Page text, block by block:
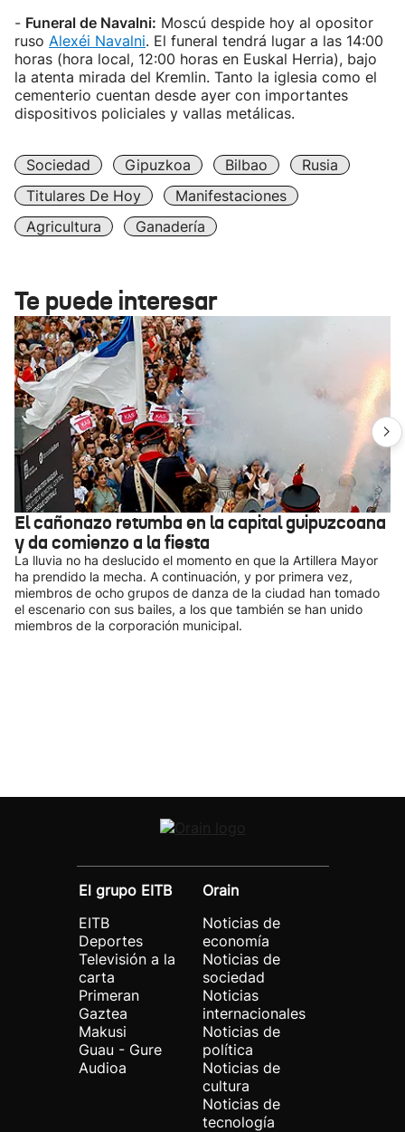
- Funeral de Navalni: Moscú despide hoy al opositor
ruso Alexéi Navalni. El funeral tendrá lugar a las 14:00
horas (hora local, 12:00 horas en Euskal Herria), bajo
la atenta mirada del Kremlin. Tanto la iglesia como el
cementerio cuentan desde ayer con importantes
dispositivos policiales y vallas metálicas.
Sociedad Gipuzkoa Bilbao
Rusia
Titulares De Hoy
Manifestaciones
Agricultura
Ganadería
Te puede interesar
El cañonazo retumba en la capital guipuzcoana
y da comienzo a la fiesta
La lluvia no ha deslucido el momento en que la Artillera Mayor
ha prendido la mecha. A continuación, y por primera vez,
miembros de ocho grupos de danza de la ciudad han tomado
el escenario con sus bailes, a los que también se han unido
miembros de la corporación municipal.
El grupo EITB
EITB
Deportes
Televisión a la
carta
Primeran
Gaztea
Makusi
Guau - Gure
Audioa
Orain
Noticias de
economía
Noticias de
sociedad
Noticias
internacionales
Noticias de
política
Noticias de
cultura
Noticias de
tecnología